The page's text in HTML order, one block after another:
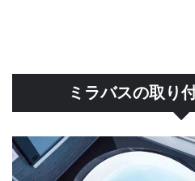
ミラバスの取り